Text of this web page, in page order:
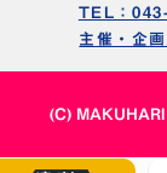
TEL：
主催・企
(C)